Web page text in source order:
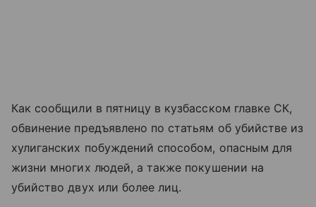
Как сообщили в пятницу в кузбасском главке СК,
обвинение предъявлено по статьям об убийстве из
хулиганских побуждений способом, опасным для
жизни многих людей, а также покушении на
убийство двух или более лиц.